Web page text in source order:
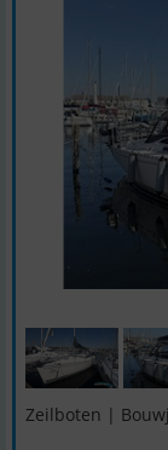
Zeilboten |